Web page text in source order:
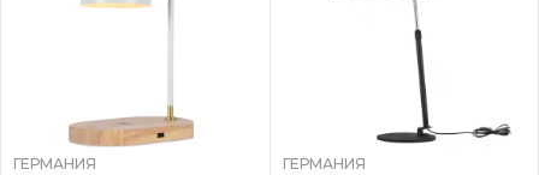
ГЕРМАНИЯ
ГЕРМАНИЯ